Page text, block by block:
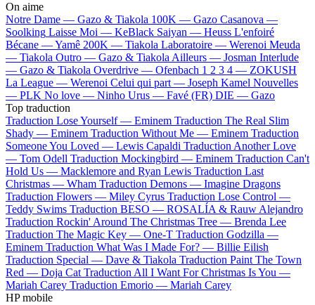
On aime
Notre Dame — Gazo & Tiakola 100K — Gazo Casanova —
Soolking Laisse Moi — KeBlack Saiyan — Heuss L'enfoiré
Bécane —Yamê 200K — Tiakola Laboratoire — Werenoi Meuda
— Tiakola Outro — Gazo & TiakolaAilleurs — Josman Interlude
— Gazo & Tiakola Overdrive — Ofenbach 1 2 3 4 — ZOKUSH
La League — Werenoi Celui qui part — Joseph Kamel Nouvelles
— PLK No love — Ninho Urus — Favé (FR) DIE — Gazo
Top traduction
Traduction Lose Yourself — Eminem Traduction The Real Slim
Shady — Eminem Traduction Without Me — Eminem Traduction
Someone You Loved — Lewis Capaldi Traduction Another Love
— Tom Odell Traduction Mockingbird — Eminem Traduction Can't
Hold Us — Macklemore and Ryan Lewis Traduction Last
Christmas — Wham Traduction Demons — Imagine Dragons
Traduction Flowers — Miley Cyrus Traduction Lose Control —
Teddy Swims Traduction BESO — ROSALÍA & Rauw Alejandro
Traduction Rockin' Around The Christmas Tree — Brenda Lee
Traduction The Magic Key — One-T Traduction Godzilla —
Eminem Traduction What Was I Made For? — Billie Eilish
Traduction Special — Dave & Tiakola Traduction Paint The Town
Red — Doja Cat Traduction All I Want For Christmas Is You —
Mariah Carey Traduction Emorio — Mariah Carey
HP mobile